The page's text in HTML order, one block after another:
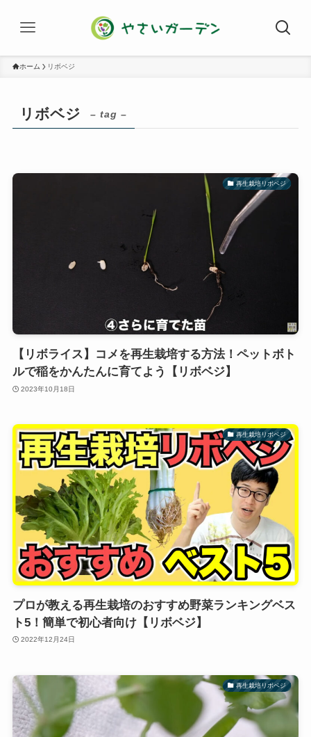
ホーム リボベジ
リボベジ – tag –
再生栽培リボベジ
【リボライス】コメを再生栽培する方法！ペットボト
ルで稲をかんたんに育てよう【リボベジ】
2023年10月18日
再生栽培リボベジ
プロが教える再生栽培のおすすめ野菜ランキングベス
ト5！簡単で初心者向け【リボベジ】
2022年12月24日
再生栽培リボベジ